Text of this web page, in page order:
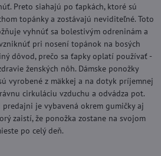
Preto siahajú po ťapkách, ktoré sú
topánky a zostávajú neviditeľné. Toto
vyhnúť sa bolestivým odreninám a
pri nosení topánok na bosých
dôvod, prečo sa ťapky oplatí používať -
ženských nôh. Dámske ponožky
vyrobené z mäkkej a na dotyk príjemnej
cirkuláciu vzduchu a odvádza pot.
predajni je vybavená okrem gumičky aj
zaistí, že ponožka zostane na svojom
po celý deň.